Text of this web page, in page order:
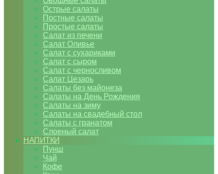
Острые салаты
Постные салаты
Простые салаты
Салат из печени
Салат Оливье
Салат с сухариками
Салат с сыром
Салат с черносливом
Салат Цезарь
Салаты без майонеза
Салаты на День Рождения
Салаты на зиму
Салаты на свадебный стол
Салаты с гранатом
Слоеный салат
НАПИТКИ
Пунш
Чай
Кофе